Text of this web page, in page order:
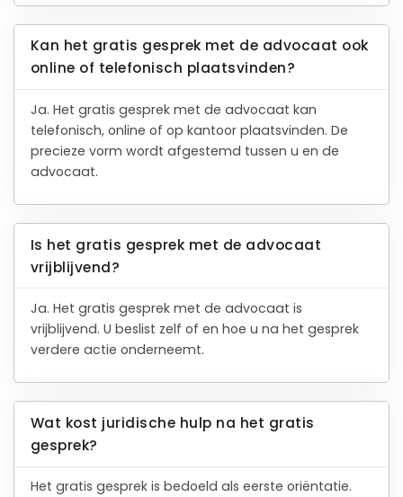
Kan het gratis gesprek met de advocaat ook
online of telefonisch plaatsvinden?
Ja. Het gratis gesprek met de advocaat kan
telefonisch, online of op kantoor plaatsvinden. De
precieze vorm wordt afgestemd tussen u en de
advocaat.
Is het gratis gesprek met de advocaat
vrijblijvend?
Ja. Het gratis gesprek met de advocaat is
vrijblijvend. U beslist zelf of en hoe u na het gesprek
verdere actie onderneemt.
Wat kost juridische hulp na het gratis
gesprek?
Het gratis gesprek is bedoeld als eerste oriëntatie.